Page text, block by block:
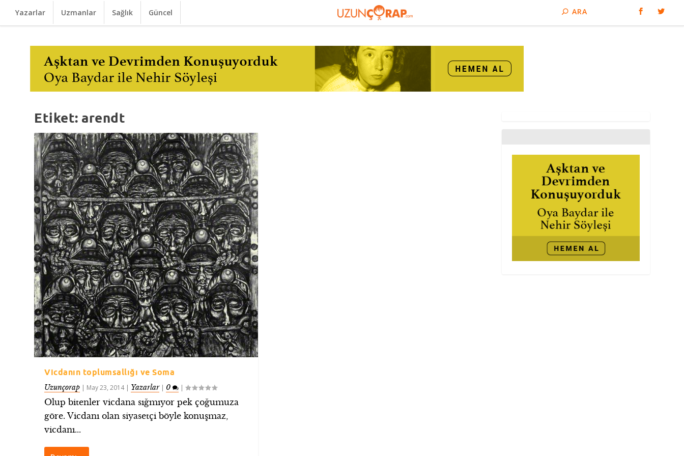
Yazarlar Uzmanlar Sağlık Güncel
Etiket: arendt
Vicdanın toplumsallığı ve Soma
Uzunçorap | May 23, 2014| Yazarlar| 0 |
Olup bitenler vicdana sığmıyor pek çoğumuza
göre. Vicdanı olan siyasetçi böyle konuşmaz,
vicdanı...